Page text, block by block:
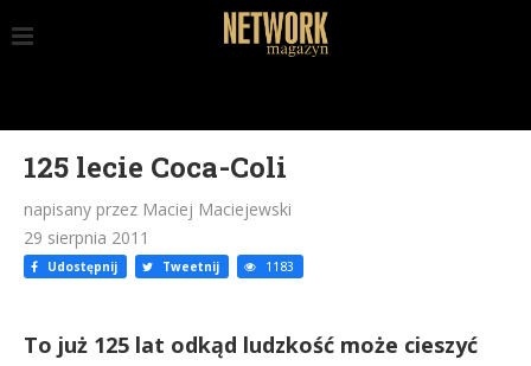
125 lecie Coca-Coli
napisany przez Maciej Maciejewski
29 sierpnia 2011
Udostępnij Tweetnij 1183
To już 125 lat odkąd ludzkość może cieszyć